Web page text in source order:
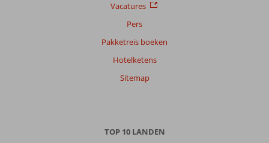
Vacatures
Pers
Pakketreis boeken
Hotelketens
Sitemap
TOP 10 LANDEN